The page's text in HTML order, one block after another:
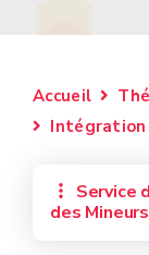
Accueil
Intégration
Service
des